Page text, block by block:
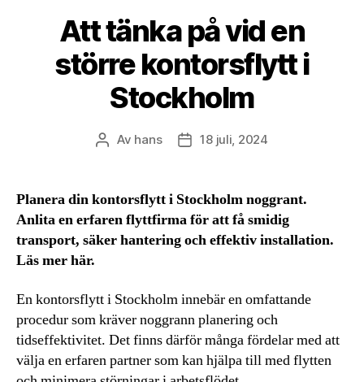
Att tänka på vid en
större kontorsflytt i
Stockholm
Inläggsförfattare
Av hans Inläggsdatum
18 juli, 2024
Planera din kontorsflytt i Stockholm noggrant.
Anlita en erfaren flyttfirma för att få smidig
transport, säker hantering och effektiv installation.
Läs mer här.
En kontorsflytt i Stockholm innebär en omfattande
procedur som kräver noggrann planering och
tidseffektivitet. Det finns därför många fördelar med att
välja en erfaren partner som kan hjälpa till med flytten